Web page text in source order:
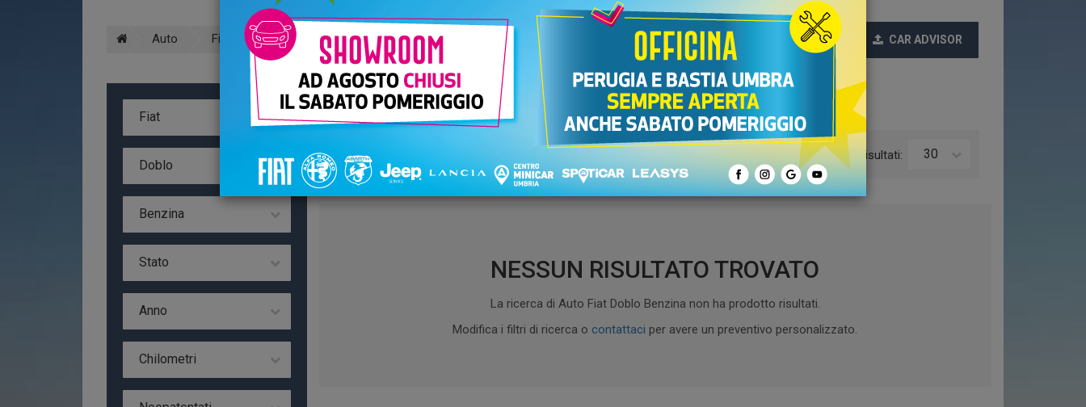
Auto Fiat Doblo Benzina CAR ADVISOR
Fiat
Doblo
Benzina
Stato
Anno
Chilometri
AUTO FIAT DOBLO BENZINA
Da 1 - 0 di 0 Risultati: 30
NESSUN RISULTATO TROVATO
La ricerca di Auto Fiat Doblo Benzina non ha prodotto risultati.
Modifica i filtri di ricerca o contattaci per avere un preventivo personalizzato.